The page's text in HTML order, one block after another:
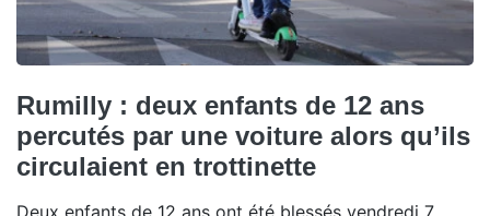
Rumilly : deux enfants de 12 ans
percutés par une voiture alors qu’ils
circulaient en trottinette
Deux enfants de 12 ans ont été blessés vendredi 7